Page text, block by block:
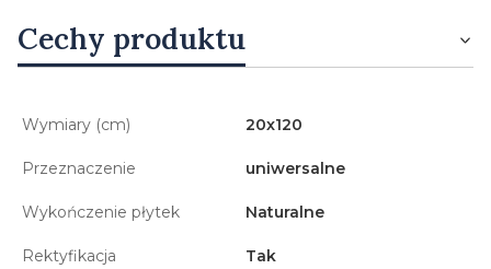
Cechy produktu
Wymiary (cm) 20x120
Przeznaczenie uniwersalne
Wykończenie płytek Naturalne
Rektyfikacja Tak